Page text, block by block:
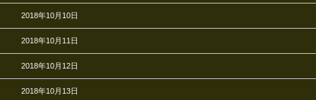
2018年10月10日
2018年10月11日
2018年10月12日
2018年10月13日